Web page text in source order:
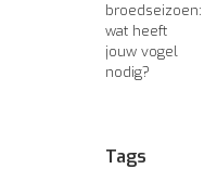
broedseizoen:
wat heeft
jouw vogel
nodig?
Tags